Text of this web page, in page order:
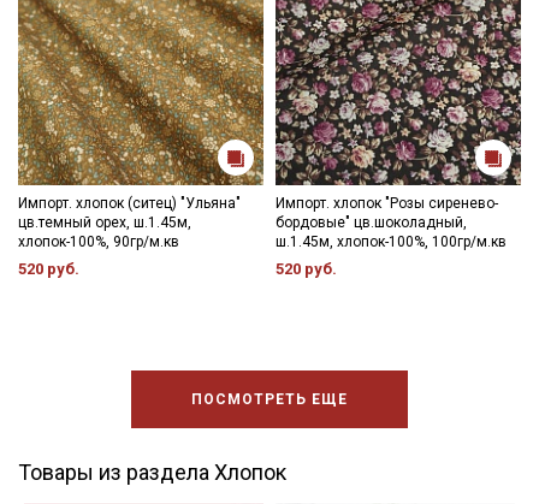
Импорт. хлопок (ситец) "Ульяна"
цв.темный орех, ш.1.45м,
хлопок-100%, 90гр/м.кв
520 руб.
Импорт. хлопок "Розы сиренево-
бордовые" цв.шоколадный,
ш.1.45м, хлопок-100%, 100гр/м.кв
520 руб.
ПОСМОТРЕТЬ ЕЩЕ
Товары из раздела Хлопок